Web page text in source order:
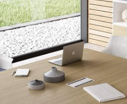
Zubehör
Büromöbel-Sets
Einzelarbeitsplätze
Chefbüros
Gruppenarbeitsplätze